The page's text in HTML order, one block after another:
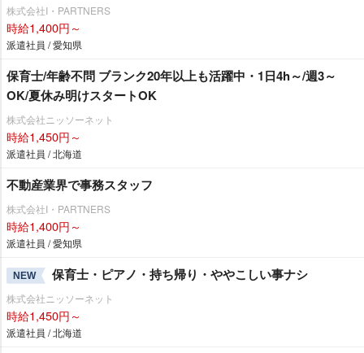
株式会社I・PARTNERS
時給1,400円～
派遣社員 / 愛知県
保育士/年齢不問 ブランク20年以上も活躍中・1日4h～/週3～
OK/夏休み明けスタートOK
株式会社ニッソーネット
時給1,450円～
派遣社員 / 北海道
不動産業界で事務スタッフ
株式会社I・PARTNERS
時給1,400円～
派遣社員 / 愛知県
NEW 保育士・ピアノ・持ち帰り・ややこしい事ナシ
株式会社ニッソーネット
時給1,450円～
派遣社員 / 北海道